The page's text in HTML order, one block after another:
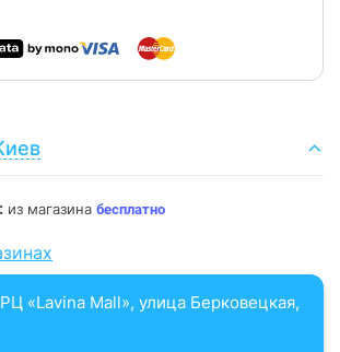
из магазина бесплатно
«Lavina Mall», улица Берковецкая,